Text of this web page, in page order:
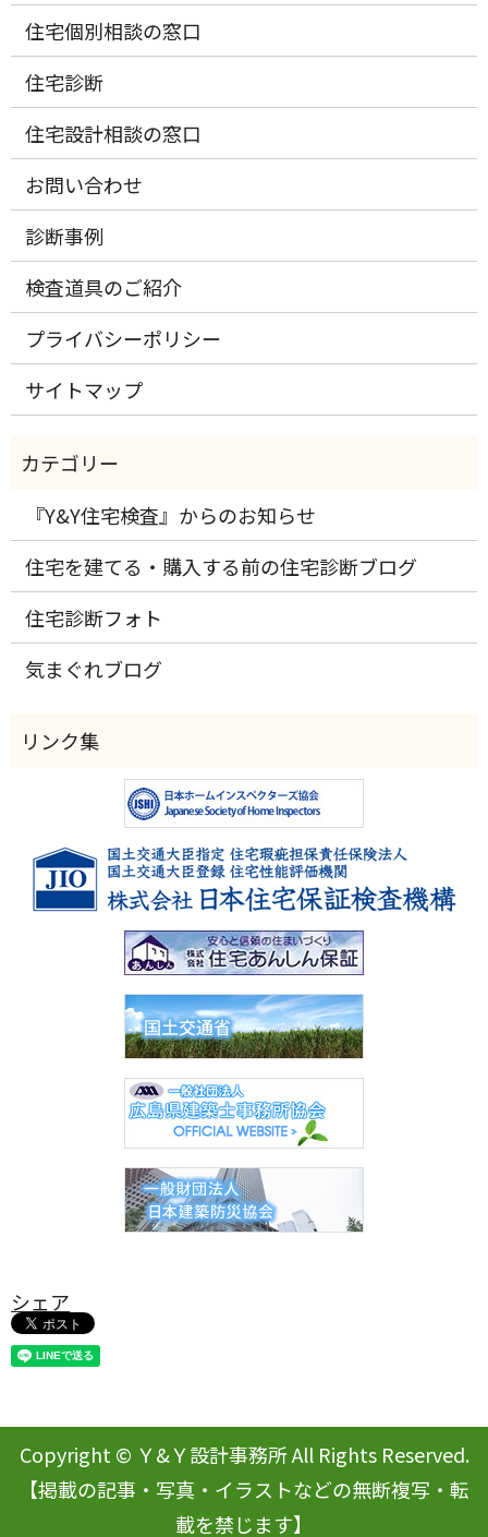
住宅個別相談の窓口
住宅診断
住宅設計相談の窓口
お問い合わせ
診断事例
検査道具のご紹介
プライバシーポリシー
サイトマップ
『Y&Y住宅検査』からのお知らせ
住宅を建てる・購入する前の住宅診断ブログ
住宅診断フォト
気まぐれブログ
シェア
Copyright © Ｙ&Ｙ設計事務所 All Rights Reserved.
【掲載の記事・写真・イラストなどの無断複写・転
載を禁じます】